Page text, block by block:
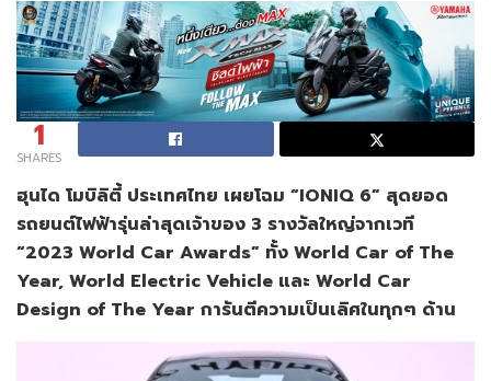
1
SHARES
ฮุนได โมบิลิตี้ ประเทศไทย เผยโฉม “IONIQ 6” สุดยอด
รถยนต์ไฟฟ้ารุ่นล่าสุดเจ้าของ 3 รางวัลใหญ่จากเวที
“2023 World Car Awards” ทั้ง World Car of The
Year, World Electric Vehicle และ World Car
Design of The Year การันตีความเป็นเลิศในทุกๆ ด้าน